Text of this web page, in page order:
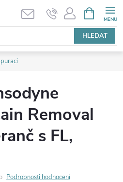
HLEDAT
NÁKUPNÍ
KOŠÍK
Removal
s FL,
Podrobnosti hodnocení